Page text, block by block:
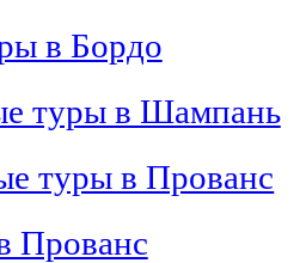
в Бордо
туры в Шампань
туры в Прованс
Прованс